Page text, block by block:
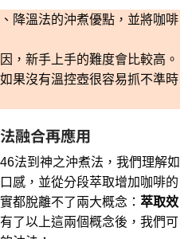
降溫法的沖煮優點，並將咖啡
，新手上手的難度會比較高。
果沒有溫控壺很容易抓不準時
融合再應用
法到神之沖煮法，我們理解如
感，並從分段萃取增加咖啡的
都脫離不了兩大概念： 萃取效
有了以上這兩個概念後，我們可